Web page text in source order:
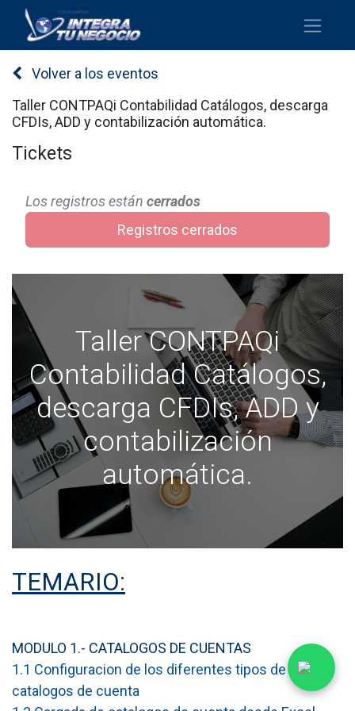
Volver a los eventos
Taller CONTPAQi Contabilidad Catálogos, descarga
CFDIs, ADD y contabilización automática.
Tickets
Los registros están cerrados
Registros cerrados
Taller CONTPAQi
Contabilidad Catálogos,
descarga CFDIs, ADD y
contabilización
automática.
TEMARIO:
MODULO 1.- CATALOGOS DE CUENTAS
1.1 Configuracion de los diferentes tipos de
catalogos de cuenta